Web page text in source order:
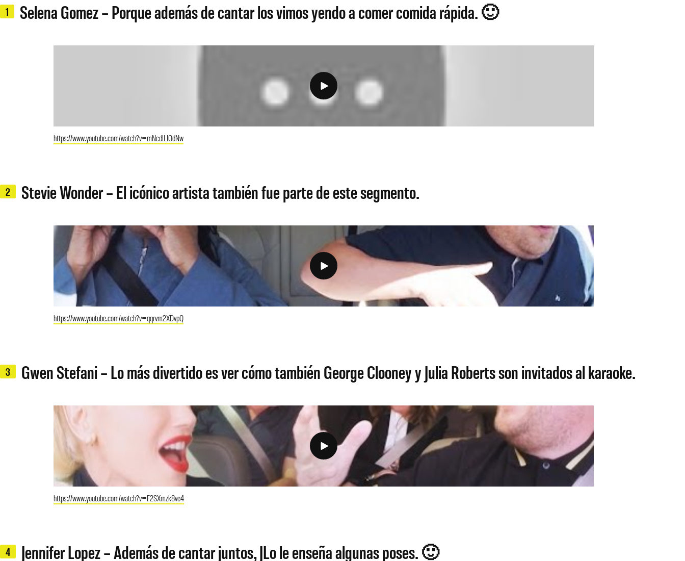
1 Selena Gomez – Porque además de cantar los vimos yendo a comer comida rápida. 🙂
https://www.youtube.com/watch?v=mNcdlLIOdNw
2 Stevie Wonder – El icónico artista también fue parte de este segmento.
https://www.youtube.com/watch?v=qqrvm2XDvpQ
3 Gwen Stefani – Lo más divertido es ver cómo también George Clooney y Julia Roberts son invitados al karaoke.
https://www.youtube.com/watch?v=F2SXmzk8ve4
4 Jennifer Lopez – Además de cantar juntos, JLo le enseña algunas poses. 🙂